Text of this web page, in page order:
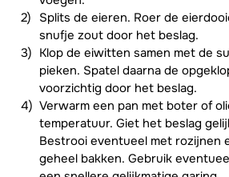
Splits de eieren. Roer de
snufje zout door het beslag.
Klop de eiwitten samen met de
pieken. Spatel daarna de
voorzichtig door het beslag.
Verwarm een pan met boter of
temperatuur. Giet het beslag
Bestrooi eventueel met rozijnen
geheel bakken. Gebruik